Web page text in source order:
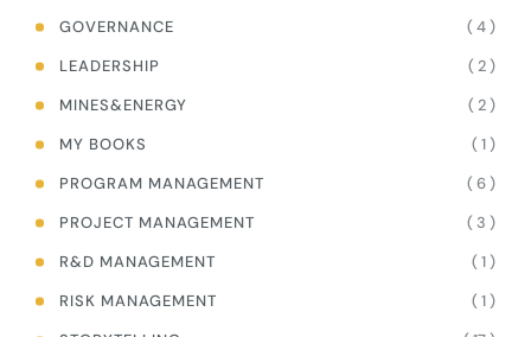
GOVERNANCE
( 4 )
LEADERSHIP
( 2 )
MINES&ENERGY
( 2 )
MY BOOKS
( 1 )
PROGRAM MANAGEMENT
( 6 )
PROJECT MANAGEMENT
( 3 )
R&D MANAGEMENT
( 1 )
RISK MANAGEMENT
( 1 )